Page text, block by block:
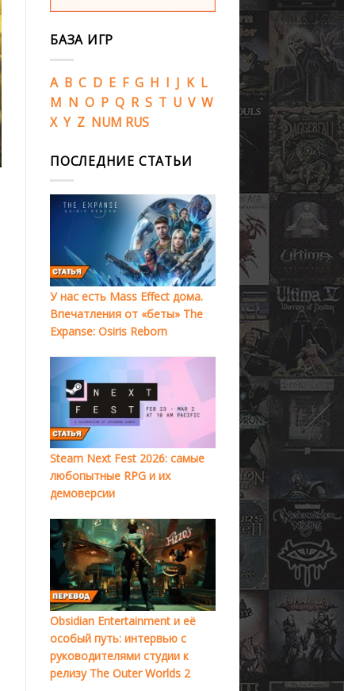
БАЗА ИГР
A B C D E F G H I J K L
M N O P Q R S T U V W
X Y Z NUM RUS
ПОСЛЕДНИЕ СТАТЬИ
У нас есть Mass Effect дома.
Впечатления от «беты» The
Expanse: Osiris Reborn
Steam Next Fest 2026: самые
любопытные RPG и их
демоверсии
Obsidian Entertainment и её
особый путь: интервью с
руководителями студии к
релизу The Outer Worlds 2